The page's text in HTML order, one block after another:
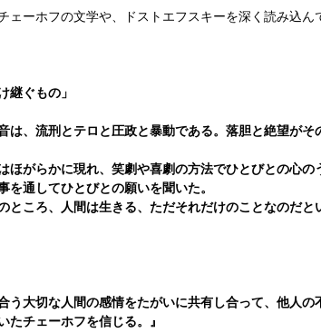
ェーホフの文学や、ドストエフスキーを深く読み込ん
継ぐもの」
は、流刑とテロと圧政と暴動である。落胆と絶望が
ほがらかに現れ、笑劇や喜劇の方法でひとびとの心の
を通してひとびとの願いを聞いた。
ところ、人間は生きる、ただそれだけのことなのだと
う大切な人間の感情をたがいに共有し合って、他人
たチェーホフを信じる。』